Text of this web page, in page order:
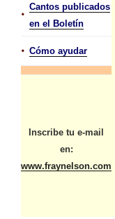
•
Cantos publicados
en el Boletín
• Cómo ayudar
Inscribe tu e-mail
en:
www.fraynelson.com